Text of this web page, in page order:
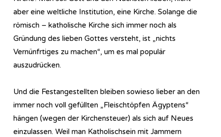
aber eine weltliche Institution, eine Kirche. Solange die
römisch – katholische Kirche sich immer noch als
Gründung des lieben Gottes versteht, ist „nichts
Vernünfrtiges zu machen“, um es mal populär
auszudrücken.
Und die Festangestellten bleiben sowieso lieber an den
immer noch voll gefüllten „Fleischtöpfen Ägyptens“
hängen (wegen der Kirchensteuer) als sich auf Neues
einzulassen. Weil man Katholischsein mit Jammern